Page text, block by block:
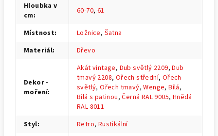
Hloubka v
cm: 60-70, 61
Místnost: Ložnice, Šatna
Materiál: Dřevo
Dekor -
moření:
Akát vintage, Dub světlý 2209,Dub
tmavý 2208, Ořech střední, Ořech
světlý,Ořech tmavý,Wenge,Bílá,
Bílá s patinou,Černá RAL 9005, Hnědá
RAL 8011
Styl: Retro, Rustikální